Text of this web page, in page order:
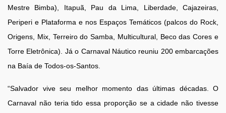
Mestre Bimba), Itapuã, Pau da Lima, Liberdade, Cajazeiras,
Periperi e Plataforma e nos Espaços Temáticos (palcos do Rock,
Origens, Mix, Terreiro do Samba, Multicultural, Beco das Cores e
Torre Eletrônica). Já o Carnaval Náutico reuniu 200 embarcações
na Baía de Todos-os-Santos.
“Salvador vive seu melhor momento das últimas décadas. O
Carnaval não teria tido essa proporção se a cidade não tivesse